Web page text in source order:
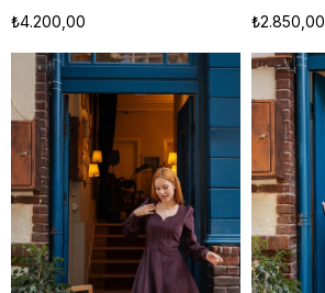
₺4.200,00
₺2.850,00